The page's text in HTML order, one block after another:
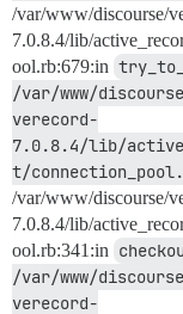
/var/www/discourse/
7.0.8.4/lib/
ool.rb:679:in
/var/www/
verecord-
7.0.8.4/lib/
t/
/var/www/discourse/
7.0.8.4/lib/
ool.rb:341:in
/var/www/
verecord-